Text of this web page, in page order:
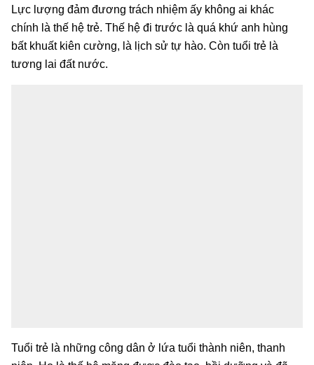
Lực lượng đảm đương trách nhiệm ấy không ai khác
chính là thế hệ trẻ. Thế hệ đi trước là quá khứ anh hùng
bất khuất kiên cường, là lịch sử tự hào. Còn tuổi trẻ là
tương lai đất nước.
Tuổi trẻ là những công dân ở lứa tuổi thành niên, thanh